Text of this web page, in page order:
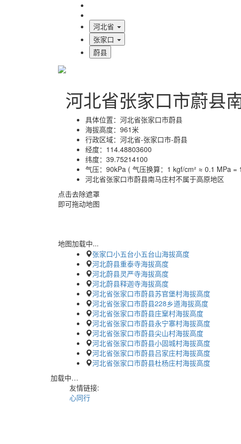
河北省
张家口
蔚县
河北省张家口市蔚县
具体位置： 河北省张家口市蔚县
海拔高度： 961米
行政区域： 河北省-张家口市-蔚县
经度： 114.48803600
纬度： 39.75214100
气压： 90kPa ( 气压换算：1 kgf/cm² ≈ 0.1 MPa =
河北省张家口市蔚县南马庄村不属于高原地区
点击去除遮罩
即可拖动地图
地图加载中...
张家口小五台小五台山海拔高度
河北蔚县重泰寺海拔高度
河北蔚县灵严寺海拔高度
河北蔚县释迦寺海拔高度
河北省张家口市蔚县苏官堡村海拔高度
河北省张家口市蔚县228乡道海拔高度
河北省张家口市蔚县庄窠村海拔高度
河北省张家口市蔚县永宁寨村海拔高度
河北省张家口市蔚县尖山村海拔高度
河北省张家口市蔚县小固城村海拔高度
河北省张家口市蔚县吕家庄村海拔高度
河北省张家口市蔚县杜杨庄村海拔高度
加载中…
友情链接:
心同行